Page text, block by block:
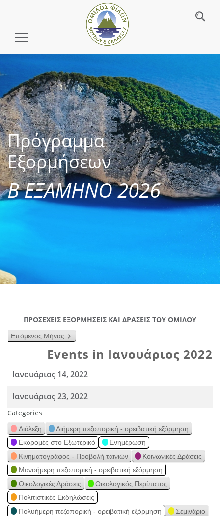
Toggle
Πρόγραμμα
Εξορμήσεων
Β ΕΞΑΜΗΝΟ 2026
ΠΡΟΣΕΧΕΙΣ ΕΞΟΡΜΗΣΕΙΣ ΚΑΙ ΔΡΑΣΕΙΣ ΤΟΥ ΟΜΙΛΟΥ
Επόμενος Μήνας
Events in Ιανουάριος 2022
Ιανουάριος 14, 2022
Ιανουάριος 23, 2022
Categories
Διάλεξη
Διήμερη πεζοπορική - ορειβατική εξόρμηση
Εκδρομές στο Εξωτερικό
Ενημέρωση
Κινηματογράφος - Προβολή ταινιών
Κοινωνικές Δράσεις
Μονοήμερη πεζοπορική - ορειβατική εξόρμηση
Οικολογικές Δράσεις
Οικολογικός Περίπατος
Πολιτιστικές Εκδηλώσεις
Πολυήμερη πεζοπορική - ορειβατική εξόρμηση
Σεμινάριο